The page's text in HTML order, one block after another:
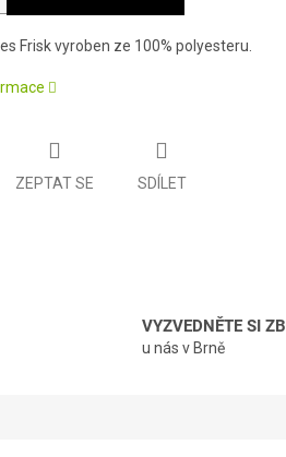
Frisk vyroben ze 100% polyesteru.
ZEPTAT SE SDÍLET
VYZVEDNĚTE SI
u nás v Brně